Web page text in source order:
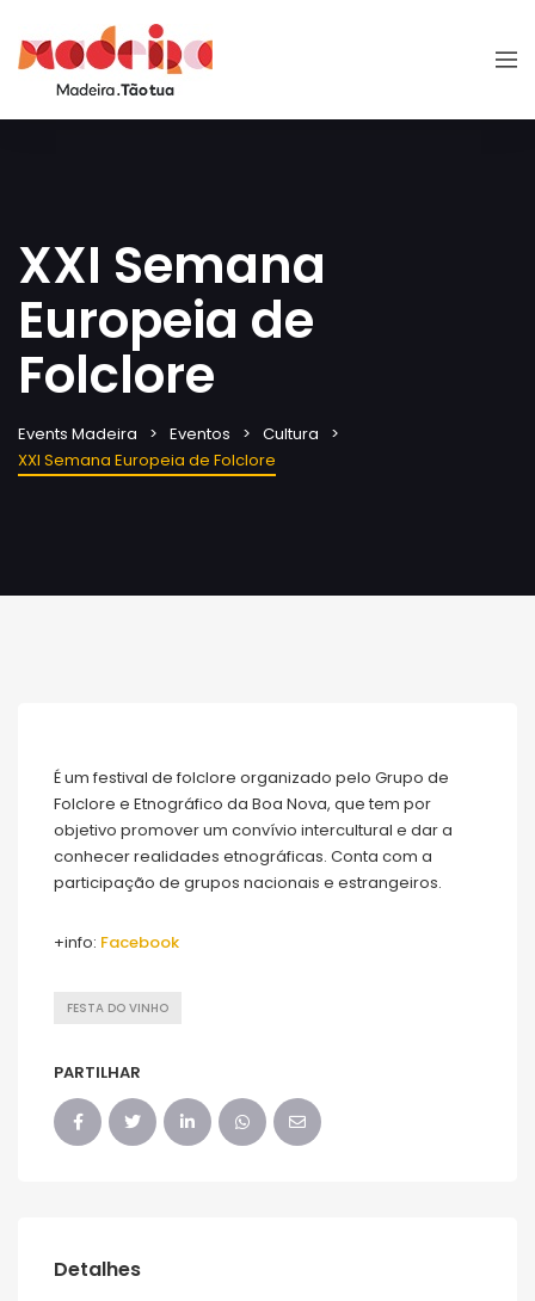
XXI Semana
Europeia de
Folclore
Events Madeira Eventos
Cultura
XXI Semana Europeia de Folclore
É um festival de folclore organizado pelo Grupo de
Folclore e Etnográfico da Boa Nova, que tem por
objetivo promover um convívio intercultural e dar a
conhecer realidades etnográficas. Conta com a
participação de grupos nacionais e estrangeiros.
+info: Facebook
FESTA DO VINHO
PARTILHAR
Detalhes